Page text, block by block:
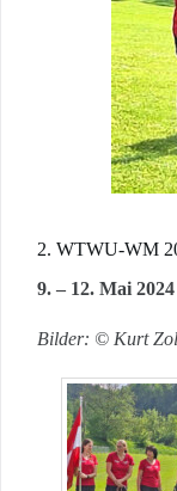
2. WTWU-WM
9. – 12. Mai
Bilder: © Kurt